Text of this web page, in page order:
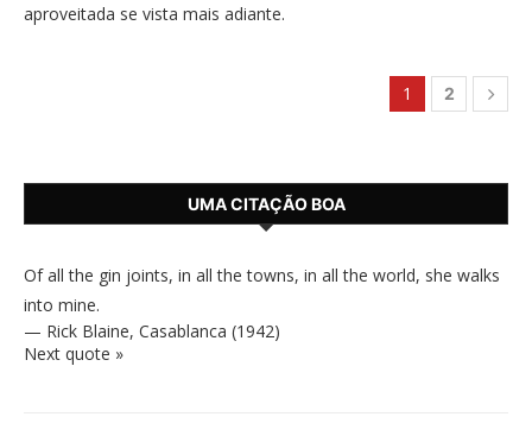
aproveitada se vista mais adiante.
1 2
UMA CITAÇÃO BOA
Of all the gin joints, in all the towns, in all the world, she walks
into mine.
— Rick Blaine, Casablanca (1942)
Next quote »